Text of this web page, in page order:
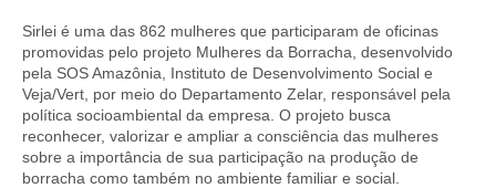
Sirlei é uma das 862 mulheres que participaram de oficinas
promovidas pelo projeto Mulheres da Borracha, desenvolvido
pela SOS Amazônia, Instituto de Desenvolvimento Social e
Veja/Vert, por meio do Departamento Zelar, responsável pela
política socioambiental da empresa. O projeto busca
reconhecer, valorizar e ampliar a consciência das mulheres
sobre a importância de sua participação na produção de
borracha como também no ambiente familiar e social.